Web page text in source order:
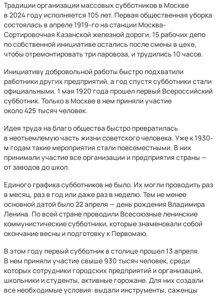
Традиции организации массовых субботников в Москве
в 2024 году исполняется 105 лет. Первая общественная уборка
состоялась в апреле 1919-го на станции Москва-
Сортировочная Казанской железной дороги. 15 рабочих депо
по собственной инициативе остались после смены в цехе,
чтобы отремонтировать три паровоза, и трудились 10 часов.
Инициативу добровольной работы быстро подхватили
работники других предприятий, а год спустя субботники стали
официальными. 1 мая 1920 года прошел первый Всероссийский
субботник. Только в Москве в нем приняли участие
около 425 тысяч человек.
Идея труда на благо общества быстро превратилась
в неотъемлемую часть жизни советского человека. Уже к 1930-
м годам такие мероприятия стали повсеместными. В них
принимали участие все организации и предприятия страны —
от заводов до школ.
Единого графика субботников не было. Их могли проводить раз
в месяц, раз в год или даже раз в неделю. Тем не менее
основной датой было 22 апреля — день рождения Владимира
Ленина. По всей стране проводили Всесоюзные ленинские
коммунистические субботники, которые знаменовали собой
окончание весны и подготовку к Первомаю.
В этом году первый субботник в столице прошел 13 апреля.
В нем приняли участие свыше 930 тысяч человек, среди
которых сотрудники городских предприятий и организаций,
школьники и студенты, активные горожане. Для них создали
все необходимые условия: выдали инструменты, саженцы